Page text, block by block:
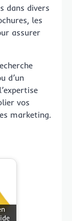
dans divers
les
assurer
d’un
vos
marketing.